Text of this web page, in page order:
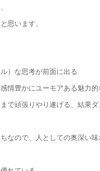
思います。
）な思考が前面に出る
情豊かにユーモアある魅力的
で頑張りやり遂げる、結果
なので、人としての奥深い